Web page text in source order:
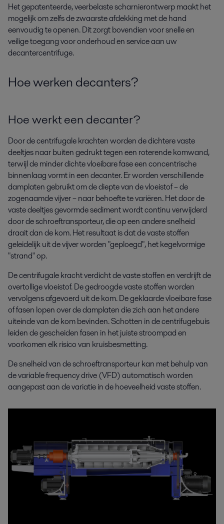
Het gepatenteerde, veerbelaste scharnierontwerp maakt het
mogelijk om zelfs de zwaarste afdekking met de hand
eenvoudig te openen. Dit zorgt bovendien voor snelle en
veilige toegang voor onderhoud en service aan uw
decantercentrifuge.
Hoe werken decanters?
Hoe werkt een decanter?
Door de centrifugale krachten worden de dichtere vaste
deeltjes naar buiten gedrukt tegen een roterende komwand,
terwijl de minder dichte vloeibare fase een concentrische
binnenlaag vormt in een decanter. Er worden verschillende
damplaten gebruikt om de diepte van de vloeistof – de
zogenaamde vijver – naar behoefte te variëren. Het door de
vaste deeltjes gevormde sediment wordt continu verwijderd
door de schroeftransporteur, die op een andere snelheid
draait dan de kom. Het resultaat is dat de vaste stoffen
geleidelijk uit de vijver worden "geploegd", het kegelvormige
"strand" op.
De centrifugale kracht verdicht de vaste stoffen en verdrijft de
overtollige vloeistof. De gedroogde vaste stoffen worden
vervolgens afgevoerd uit de kom. De geklaarde vloeibare fase
of fasen lopen over de damplaten die zich aan het andere
uiteinde van de kom bevinden. Schotten in de centrifugebuis
leiden de gescheiden fasen in het juiste stroompad en
voorkomen elk risico van kruisbesmetting.
De snelheid van de schroeftransporteur kan met behulp van
de variable frequency drive (VFD) automatisch worden
aangepast aan de variatie in de hoeveelheid vaste stoffen.